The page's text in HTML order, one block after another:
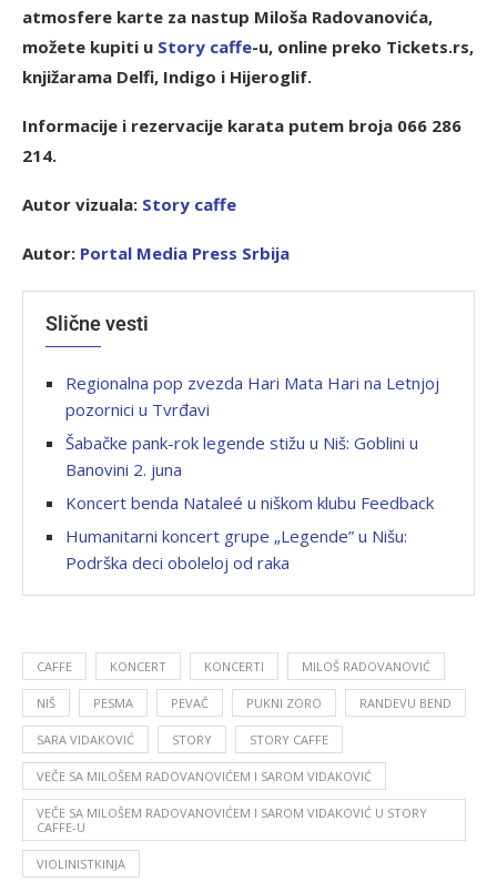
atmosfere karte za nastup Miloša Radovanovića,
možete kupiti u Story caffe-u, online preko Tickets.rs,
knjižarama Delfi, Indigo i Hijeroglif.
Informacije i rezervacije karata putem broja 066 286
214.
Autor vizuala: Story caffe
Autor: Portal Media Press Srbija
Slične vesti
Regionalna pop zvezda Hari Mata Hari na Letnjoj
pozornici u Tvrđavi
Šabačke pank-rok legende stižu u Niš: Goblini u
Banovini 2. juna
Koncert benda Nataleé u niškom klubu Feedback
Humanitarni koncert grupe „Legende” u Nišu:
Podrška deci oboleloj od raka
CAFFE KONCERT KONCERTI MILOŠ RADOVANOVIĆ
NIŠ PESMA PEVAČ PUKNI ZORO RANDEVU BEND
SARA VIDAKOVIĆ STORY STORY CAFFE
VEČE SA MILOŠEM RADOVANOVIĆEM I SAROM VIDAKOVIĆ
VEČE SA MILOŠEM RADOVANOVIĆEM I SAROM VIDAKOVIĆ U STORY
CAFFE-U
VIOLINISTKINJA